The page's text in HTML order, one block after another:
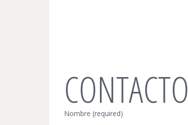
CONTACTO
Nombre (required)